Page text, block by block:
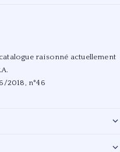
raisonné actuellement
2018, n°46